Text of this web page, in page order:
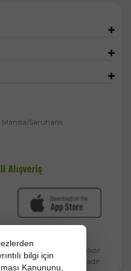
Saruhanlı
- Tüm hakları saklıdır.
ile korunmaktadır.
bilgi için
Kanununu,